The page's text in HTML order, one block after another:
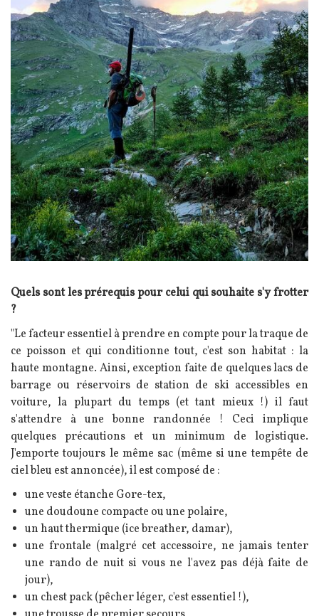
Texte
Quels sont les prérequis pour celui qui souhaite s'y frotter
?
"Le facteur essentiel à prendre en compte pour la traque de
ce poisson et qui conditionne tout, c'est son habitat : la
haute montagne. Ainsi, exception faite de quelques lacs de
barrage ou réservoirs de station de ski accessibles en
voiture, la plupart du temps (et tant mieux !) il faut
s'attendre à une bonne randonnée ! Ceci implique
quelques précautions et un minimum de logistique.
J'emporte toujours le même sac (même si une tempête de
ciel bleu est annoncée), il est composé de :
une veste étanche Gore-tex,
une doudoune compacte ou une polaire,
un haut thermique (ice breather, damar),
une frontale (malgré cet accessoire, ne jamais tenter
une rando de nuit si vous ne l'avez pas déjà faite de
jour),
un chest pack (pêcher léger, c'est essentiel !),